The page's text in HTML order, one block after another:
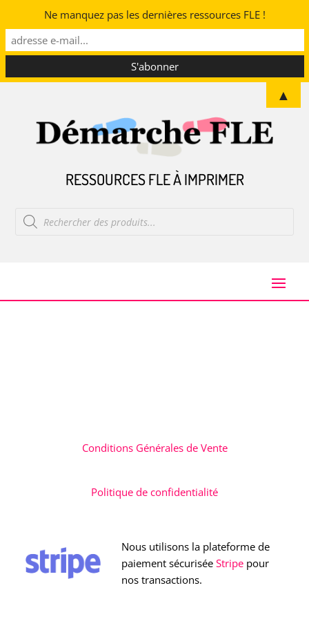
RESSOURCES FLE À IMPRIMER
Recherche
de
produits
Conditions Générales de Vente
Politique de confidentialité
Nous utilisons la plateforme de
paiement sécuriséeStripe pour
nos transactions.
Ne manquez pas les dernières ressources FLE !
▲